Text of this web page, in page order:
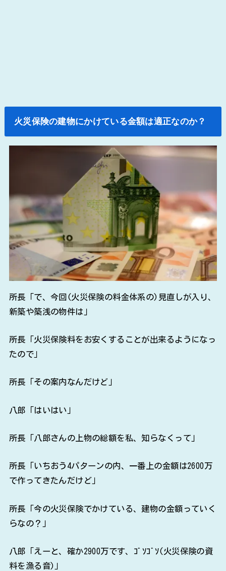
火災保険の建物にかけている金額は適正なのか？
所長「で、今回(火災保険の料金体系の)見直しが入り、
新築や築浅の物件は」
所長「火災保険料をお安くすることが出来るようになっ
たので」
所長「その案内なんだけど」
八郎「はいはい」
所長「八郎さんの上物の総額を私、知らなくって」
所長「いちおう4パターンの内、一番上の金額は2600万
で作ってきたんだけど」
所長「今の火災保険でかけている、建物の金額っていく
らなの？」
八郎「えーと、確か2900万です、ｺﾞｿｺﾞｿ(火災保険の資
料を漁る音)」